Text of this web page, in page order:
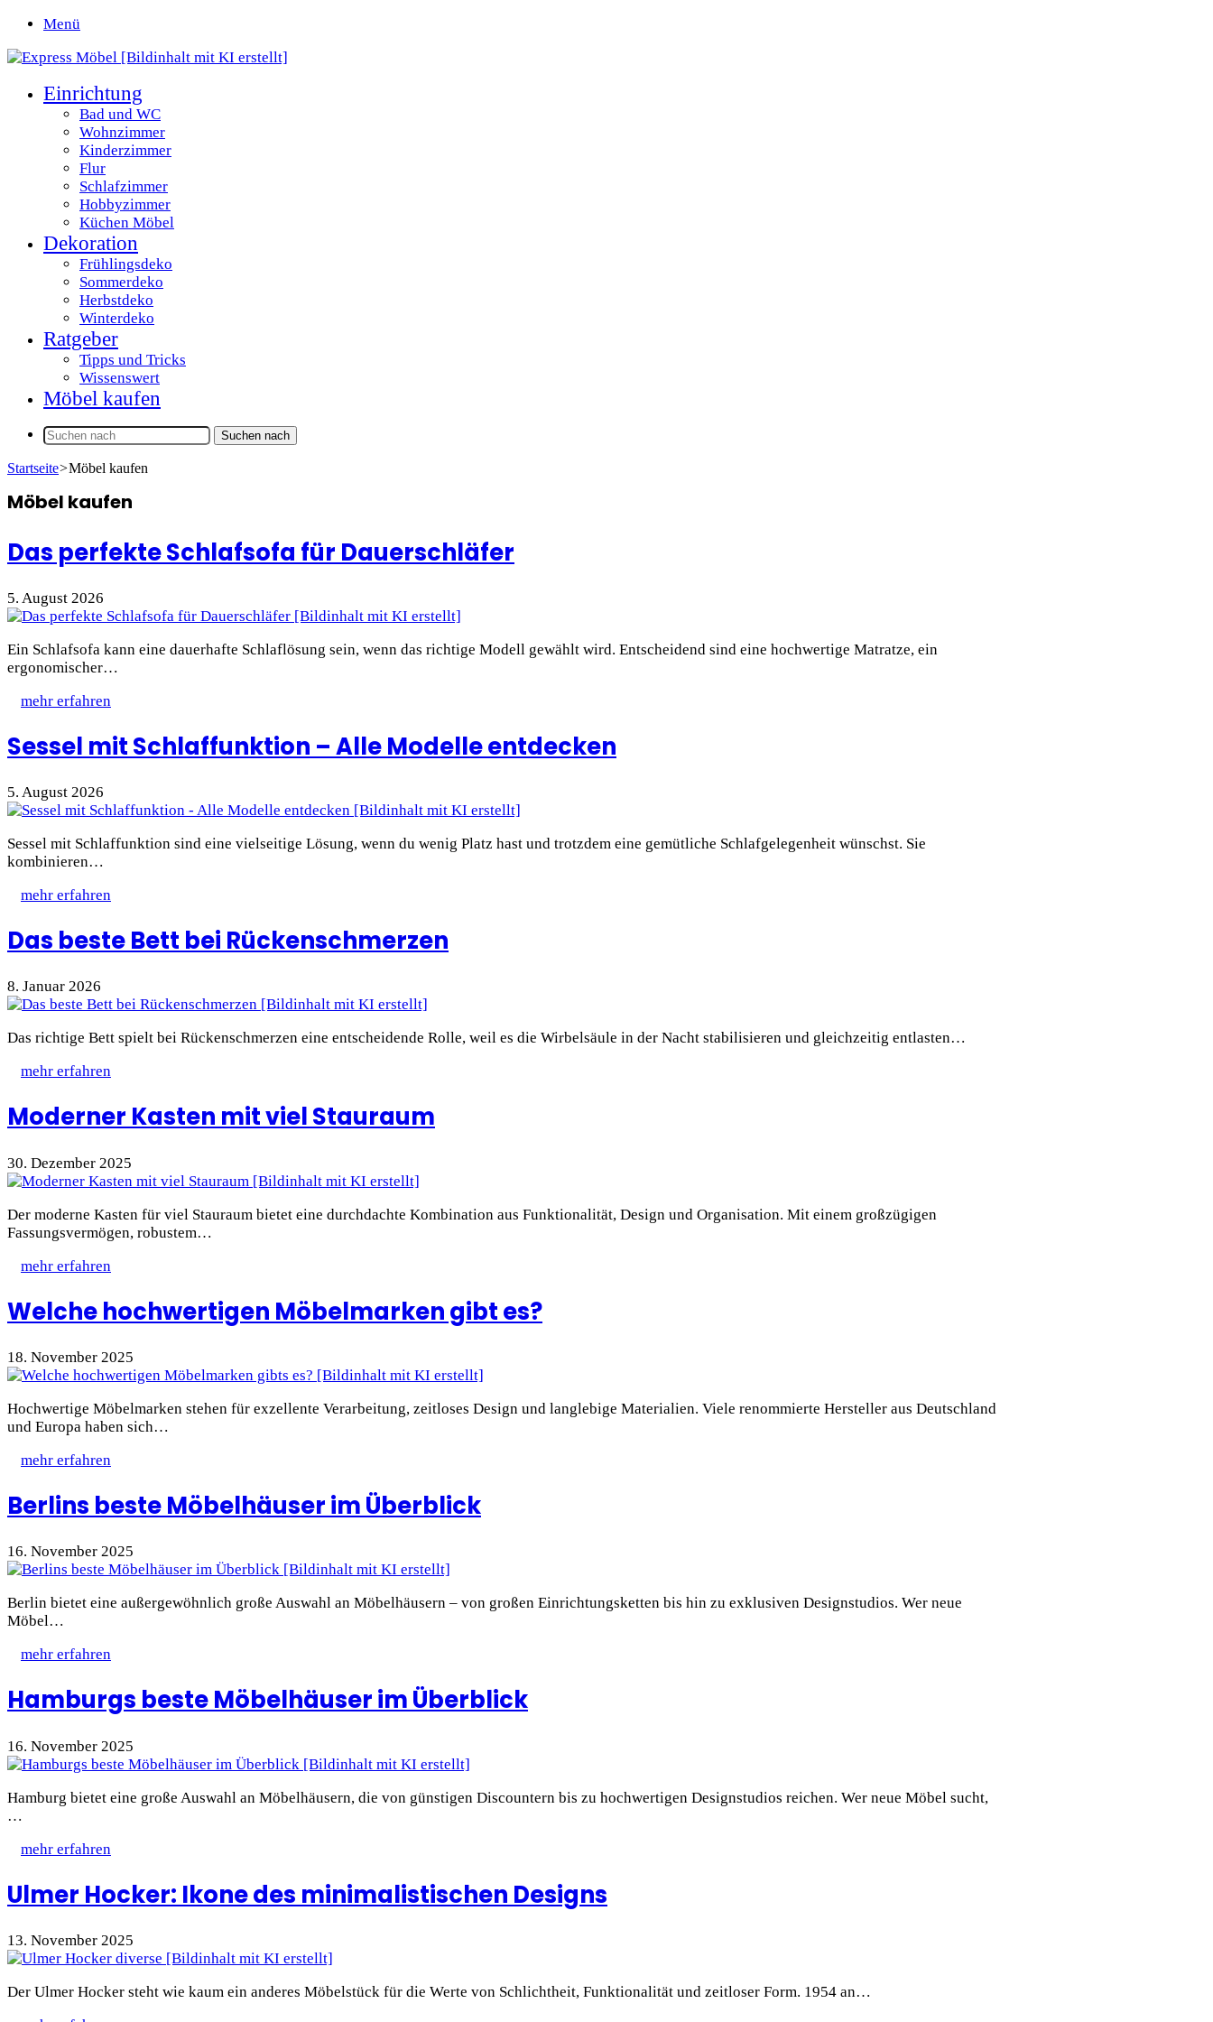
Menü
Einrichtung
Bad und WC
Wohnzimmer
Kinderzimmer
Flur
Schlafzimmer
Hobbyzimmer
Küchen Möbel
Dekoration
Frühlingsdeko
Sommerdeko
Herbstdeko
Winterdeko
Ratgeber
Tipps und Tricks
Wissenswert
Möbel kaufen
Suchen nach
Startseite>Möbel kaufen
Möbel kaufen
Das perfekte Schlafsofa für Dauerschläfer
5. August 2026
Ein Schlafsofa kann eine dauerhafte Schlaflösung sein, wenn das richtige Modell gewählt wird. Entscheidend sind eine hochwertige Matratze, ein
ergonomischer…
mehr erfahren
Sessel mit Schlaffunktion – Alle Modelle entdecken
5. August 2026
Sessel mit Schlaffunktion sind eine vielseitige Lösung, wenn du wenig Platz hast und trotzdem eine gemütliche Schlafgelegenheit wünschst. Sie
kombinieren…
mehr erfahren
Das beste Bett bei Rückenschmerzen
8. Januar 2026
Das richtige Bett spielt bei Rückenschmerzen eine entscheidende Rolle, weil es die Wirbelsäule in der Nacht stabilisieren und gleichzeitig entlasten…
mehr erfahren
Moderner Kasten mit viel Stauraum
30. Dezember 2025
Der moderne Kasten für viel Stauraum bietet eine durchdachte Kombination aus Funktionalität, Design und Organisation. Mit einem großzügigen
Fassungsvermögen, robustem…
mehr erfahren
Welche hochwertigen Möbelmarken gibt es?
18. November 2025
Hochwertige Möbelmarken stehen für exzellente Verarbeitung, zeitloses Design und langlebige Materialien. Viele renommierte Hersteller aus Deutschland
und Europa haben sich…
mehr erfahren
Berlins beste Möbelhäuser im Überblick
16. November 2025
Berlin bietet eine außergewöhnlich große Auswahl an Möbelhäusern – von großen Einrichtungsketten bis hin zu exklusiven Designstudios. Wer neue
Möbel…
mehr erfahren
Hamburgs beste Möbelhäuser im Überblick
16. November 2025
Hamburg bietet eine große Auswahl an Möbelhäusern, die von günstigen Discountern bis zu hochwertigen Designstudios reichen. Wer neue Möbel sucht,
…
mehr erfahren
Ulmer Hocker: Ikone des minimalistischen Designs
13. November 2025
Der Ulmer Hocker steht wie kaum ein anderes Möbelstück für die Werte von Schlichtheit, Funktionalität und zeitloser Form. 1954 an…